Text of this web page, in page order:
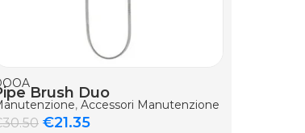
Brush Duo
, Accessori Manutenzione
30.50 €21.35